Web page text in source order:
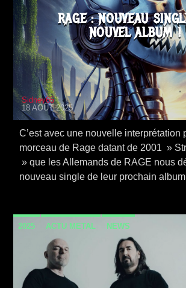
RAGE : NOUVEAU
NOUVEL ALBUM !
Sidney65
18 AOÛT 2025
C’est avec une nouvelle interprétation
morceau de Rage datant de 2001 »
» que les Allemands de RAGE nous
nouveau single de leur prochain
2025 ACTU METAL NEWS